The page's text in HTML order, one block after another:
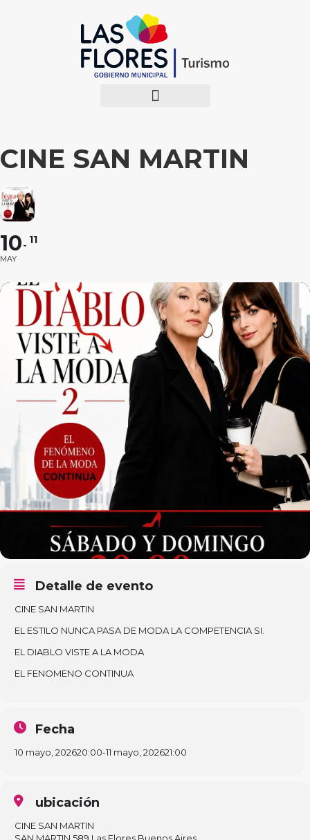
CINE SAN MARTIN
10
MAY
11
Detalle de evento
CINE SAN MARTIN
EL ESTILO NUNCA PASA DE MODA LA COMPETENCIA SI.
EL DIABLO VISTE A LA MODA
EL FENOMENO CONTINUA
Fecha
10 mayo, 202620:00-11 mayo, 202621:00
ubicación
CINE SAN MARTIN